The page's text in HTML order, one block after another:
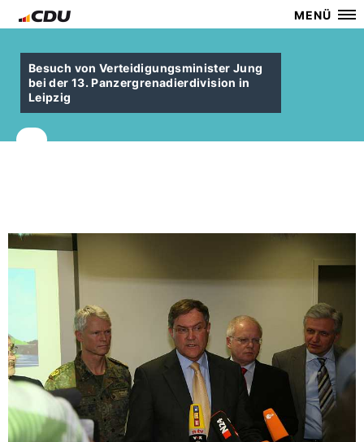
MENÜ
Besuch von Verteidigungsminister Jung
bei der 13. Panzergrenadierdivision in
Leipzig